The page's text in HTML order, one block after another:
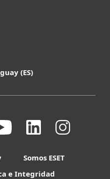
(ES)
Somos ESET
e Integridad